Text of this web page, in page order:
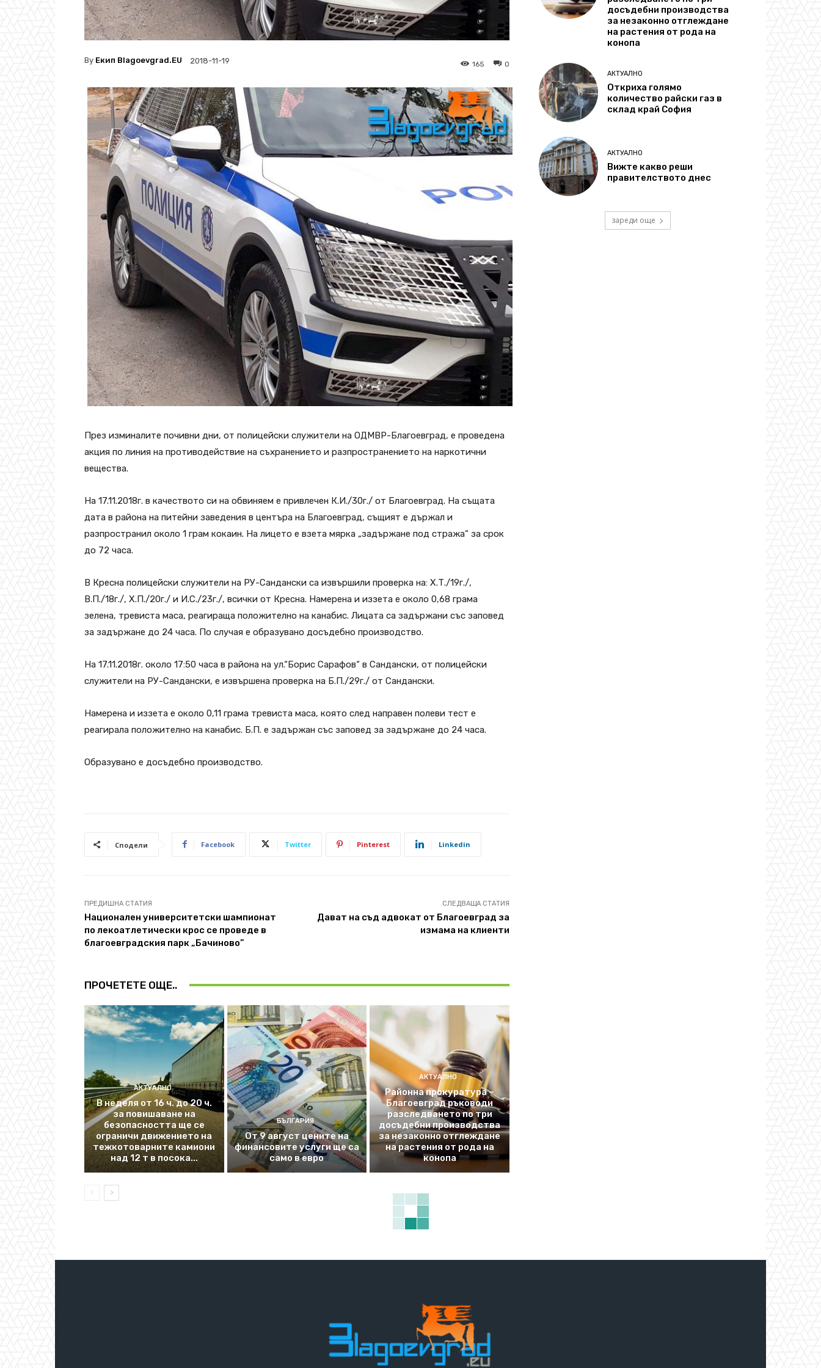
By Екип Blagoevgrad.EU 2018-11-19 0
165
През изминалите почивни дни, от полицейски служители на ОДМВР-Благоевград, е проведена
акция по линия на противодействие на съхранението и разпространението на наркотични
вещества.
На 17.11.2018г. в качеството си на обвиняем е привлечен К.И./30г./ от Благоевград. На същата
дата в района на питейни заведения в центъра на Благоевград, същият е държал и
разпространил около 1 грам кокаин. На лицето е взета мярка „задържане под стража“ за срок
до 72 часа.
В Кресна полицейски служители на РУ-Сандански са извършили проверка на: Х.Т./19г./,
В.П./18г./, Х.П./20г./ и И.С./23г./, всички от Кресна. Намерена и иззета е около 0,68 грама
зелена, тревиста маса, реагираща положително на канабис. Лицата са задържани със заповед
за задържане до 24 часа. По случая е образувано досъдебно производство.
На 17.11.2018г. около 17:50 часа в района на ул.“Борис Сарафов“ в Сандански, от полицейски
служители на РУ-Сандански, е извършена проверка на Б.П./29г./ от Сандански.
Намерена и иззета е около 0,11 грама тревиста маса, която след направен полеви тест е
реагирала положително на канабис. Б.П. е задържан със заповед за задържане до 24 часа.
Образувано е досъдебно производство.
Сподели Facebook Twitter Pinterest Linkedin
ПРЕДИШНА СТАТИЯ
Национален университетски шампионат
по лекоатлетически крос се проведе в
благоевградския парк „Бачиново”
СЛЕДВАЩА СТАТИЯ
Дават на съд адвокат от Благоевград за
измама на клиенти
ПРОЧЕТЕТЕ ОЩЕ..
АКТУАЛНО
В неделя от 16 ч. до 20 ч.
за повишаване на
безопасността ще се
ограничи движението на
тежкотоварните камиони
над 12 т в посока...
БЪЛГАРИЯ
От 9 август цените на
финансовите услуги ще са
само в евро
АКТУАЛНО
Районна прокуратура –
Благоевград ръководи
разследването по три
досъдебни производства
за незаконно отглеждане
на растения от рода на
конопа
досъдебни производства
за незаконно отглеждане
на растения от рода на
конопа
АКТУАЛНО
Откриха голямо
количество райски газ в
склад край София
АКТУАЛНО
Вижте какво реши
правителството днес
зареди още